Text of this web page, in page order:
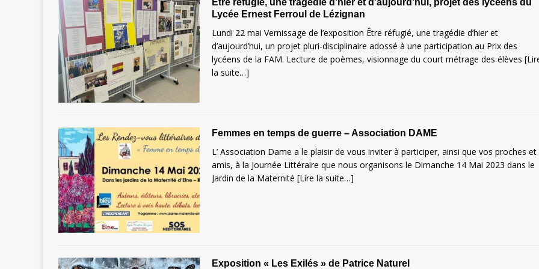
Être réfugié, une tragédie d’hier et d’aujourd’hui, projet des lycéens du
Lycée Ernest Ferroul de Lézignan
Lundi 22 mai Vernissage de l’exposition Être réfugié, une tragédie d’hier et
d’aujourd’hui, un projet pluri-disciplinaire adossé à une participation au Prix des
lycéens de la FAM. Lecture de poèmes, visionnage du court métrage des élèves
la suite…]
Femmes en temps de guerre – Association DAME
L’ Association Dame a le plaisir de vous inviter à participer, ainsi que vos proches et
amis, à la Journée Littéraire que nous organisons le Dimanche 14 Mai 2023 dans le
Jardin de la Maternité [Lire la suite…]
Exposition « Les Exilés » de Patrice Naturel